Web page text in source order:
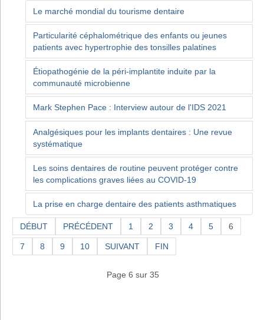
Le marché mondial du tourisme dentaire
Particularité céphalométrique des enfants ou jeunes
patients avec hypertrophie des tonsilles palatines
Étiopathogénie de la péri-implantite induite par la
communauté microbienne
Mark Stephen Pace : Interview autour de l'IDS 2021
Analgésiques pour les implants dentaires : Une revue
systématique
Les soins dentaires de routine peuvent protéger contre
les complications graves liées au COVID-19
La prise en charge dentaire des patients asthmatiques
DÉBUT PRÉCÉDENT 1 2 3 4 5 6
7 8 9 10 SUIVANT FIN
Page 6 sur 35